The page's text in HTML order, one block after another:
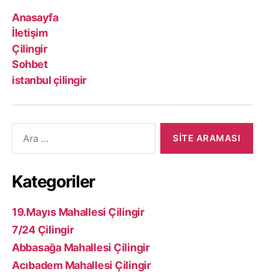
Anasayfa
İletişim
Çilingir
Sohbet
istanbul çilingir
yap:
Kategoriler
19.Mayıs Mahallesi Çilingir
7/24 Çilingir
Abbasağa Mahallesi Çilingir
Acıbadem Mahallesi Çilingir